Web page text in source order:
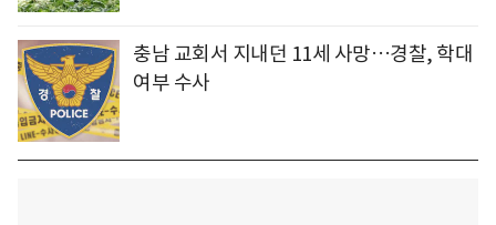
충남 교회서 지내던 11세 사망…경찰, 학대
여부 수사